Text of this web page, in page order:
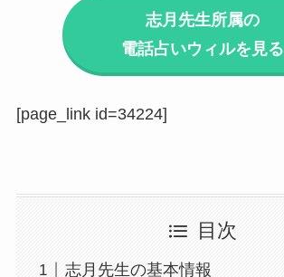
志月先生所属の
電話占いウィルを見る
[page_link id=34224]
目次
志月先生の基本情報